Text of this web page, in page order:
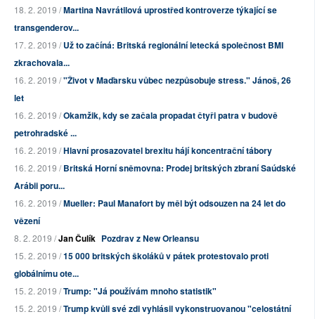
18. 2. 2019 /Martina Navrátilová uprostřed kontroverze týkající se
transgenderov...
17. 2. 2019 /Už to začíná: Britská regionální letecká společnost BMI
zkrachovala...
16. 2. 2019 /"Život v Maďarsku vůbec nezpůsobuje stress." Jánoš, 26
let
16. 2. 2019 /Okamžik, kdy se začala propadat čtyři patra v budově
petrohradské ...
16. 2. 2019 /Hlavní prosazovatel brexitu hájí koncentrační tábory
16. 2. 2019 /Britská Horní sněmovna: Prodej britských zbraní Saúdské
Arábii poru...
16. 2. 2019 /Mueller: Paul Manafort by měl být odsouzen na 24 let do
vězení
8. 2. 2019 /Jan Čulík Pozdrav z New Orleansu
15. 2. 2019 /15 000 britských školáků v pátek protestovalo proti
globálnímu ote...
15. 2. 2019 /Trump: "Já používám mnoho statistik"
15. 2. 2019 /Trump kvůli své zdi vyhlásil vykonstruovanou "celostátní